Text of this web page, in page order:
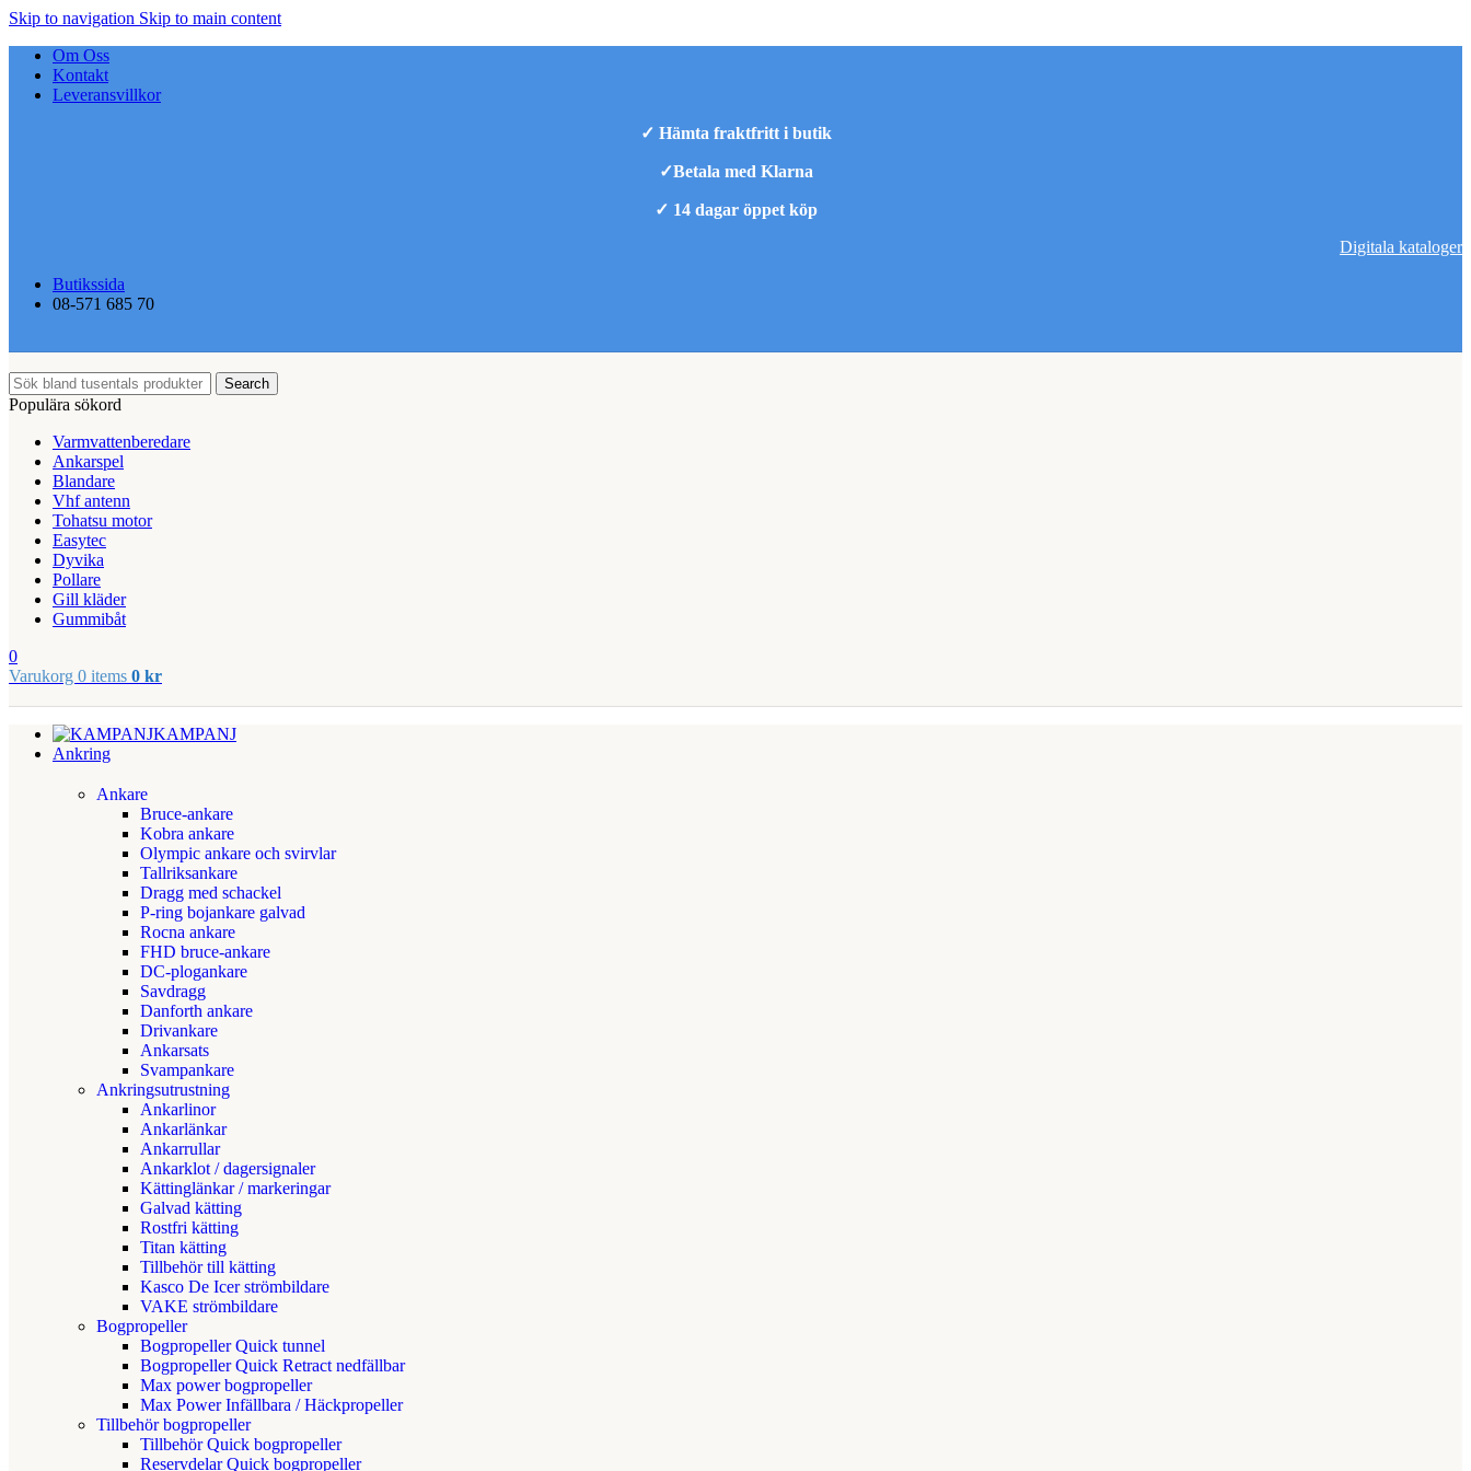
Skip to navigation Skip to main content
Om Oss
Kontakt
Leveransvillkor
✓ Hämta fraktfritt i butik
✓Betala med Klarna
✓ 14 dagar öppet köp
Digitala kataloger
Butikssida
08-571 685 70
Search
Populära sökord
Varmvattenberedare
Ankarspel
Blandare
Vhf antenn
Tohatsu motor
Easytec
Dyvika
Pollare
Gill kläder
Gummibåt
0
Varukorg 0 items 0 kr
KAMPANJ
Ankring
Ankare
Bruce-ankare
Kobra ankare
Olympic ankare och svirvlar
Tallriksankare
Dragg med schackel
P-ring bojankare galvad
Rocna ankare
FHD bruce-ankare
DC-plogankare
Savdragg
Danforth ankare
Drivankare
Ankarsats
Svampankare
Ankringsutrustning
Ankarlinor
Ankarlänkar
Ankarrullar
Ankarklot / dagersignaler
Kättinglänkar / markeringar
Galvad kätting
Rostfri kätting
Titan kätting
Tillbehör till kätting
Kasco De Icer strömbildare
VAKE strömbildare
Bogpropeller
Bogpropeller Quick tunnel
Bogpropeller Quick Retract nedfällbar
Max power bogpropeller
Max Power Infällbara / Häckpropeller
Tillbehör bogpropeller
Tillbehör Quick bogpropeller
Reservdelar Quick bogpropeller